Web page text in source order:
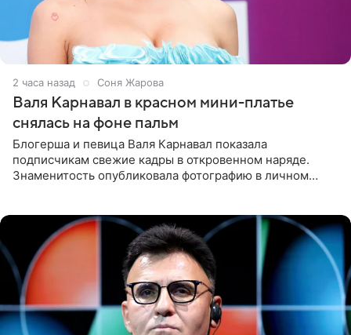
2 часа назад Соня Жарова
Валя Карнавал в красном мини-платье
снялась на фоне пальм
Блогерша и певица Валя Карнавал показала
подписчикам свежие кадры в откровенном наряде.
Знаменитость опубликовала фотографию в личном